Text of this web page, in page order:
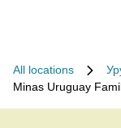
All locations
Minas Uruguay